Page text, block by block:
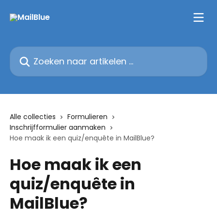
Zoeken naar artikelen ...
Alle collecties
Formulieren
Inschrijfformulier aanmaken
Hoe maak ik een quiz/enquête in MailBlue?
Hoe maak ik een
quiz/enquête in
MailBlue?